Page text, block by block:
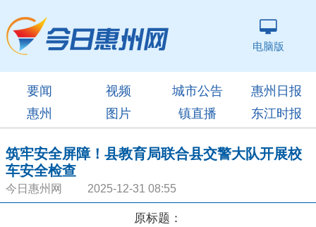
电脑版
要闻 视频 城市公告
惠州日报
惠州
图片 镇直播 东江时报
筑牢安全屏障！县教育局联合县交警大队开展校
车安全检查
今日惠州网 2025-12-31 08:55
原标题：